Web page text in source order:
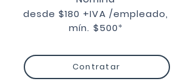
desde $180 +IVA /empleado,
mín. $500*
Contratar